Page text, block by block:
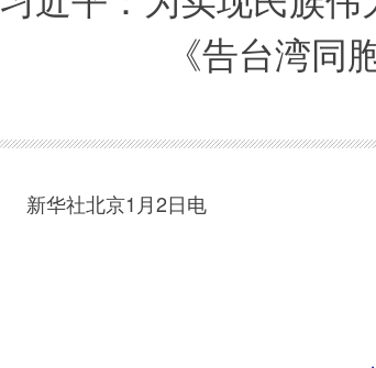
《告台湾同
新华社北京1月2日电